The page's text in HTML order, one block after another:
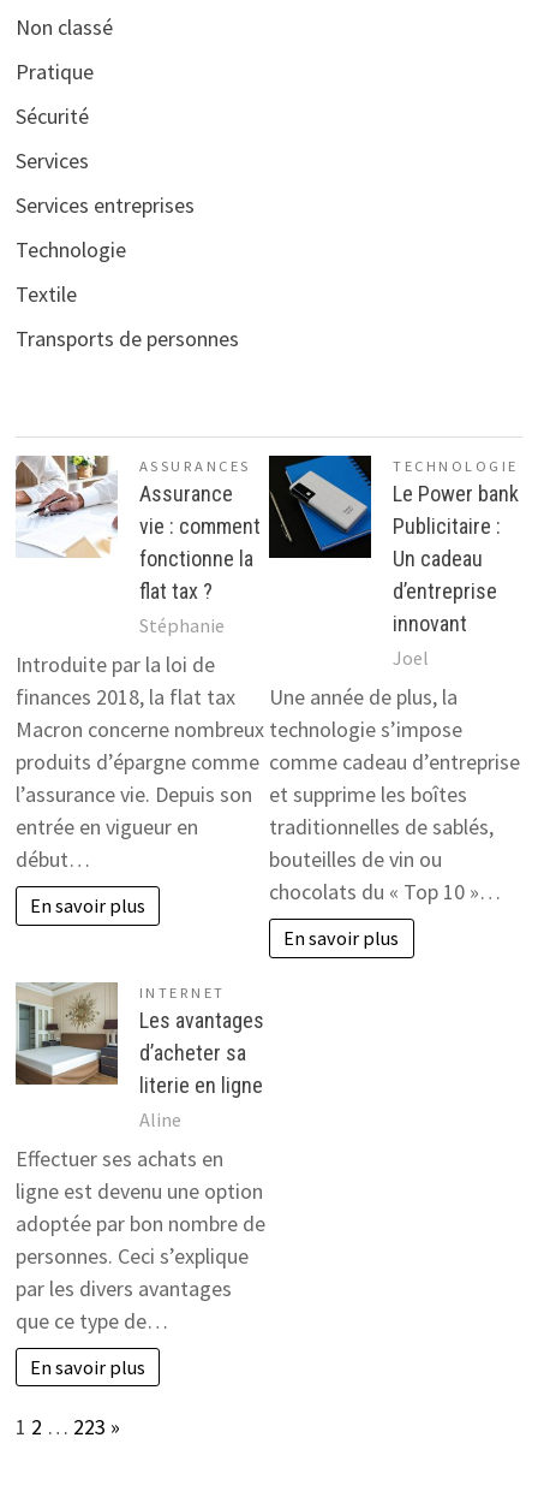
Non classé
Pratique
Sécurité
Services
Services entreprises
Technologie
Textile
Transports de personnes
ASSURANCES
Assurance
vie : comment
fonctionne la
flat tax ?
Stéphanie
Introduite par la loi de
finances 2018, la flat tax
Macron concerne nombreux
produits d’épargne comme
l’assurance vie. Depuis son
entrée en vigueur en
début…
En savoir plus
TECHNOLOGIE
Le Power bank
Publicitaire :
Un cadeau
d’entreprise
innovant
Joel
Une année de plus, la
technologie s’impose
comme cadeau d’entreprise
et supprime les boîtes
traditionnelles de sablés,
bouteilles de vin ou
chocolats du « Top 10 »…
En savoir plus
INTERNET
Les avantages
d’acheter sa
literie en ligne
Aline
Effectuer ses achats en
ligne est devenu une option
adoptée par bon nombre de
personnes. Ceci s’explique
par les divers avantages
que ce type de…
En savoir plus
Page:
1 2 … 223 Next
»